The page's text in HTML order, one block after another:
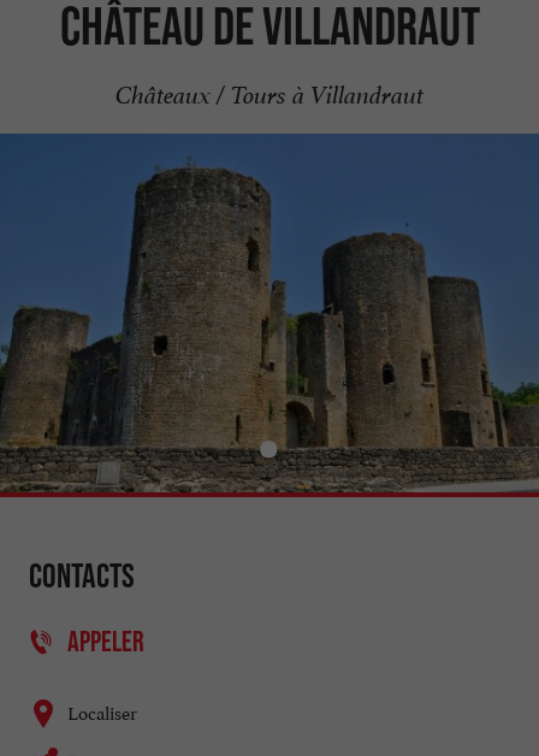
Château de Villandraut
Châteaux / Tours à Villandraut
Contacts
APPELER
Localiser